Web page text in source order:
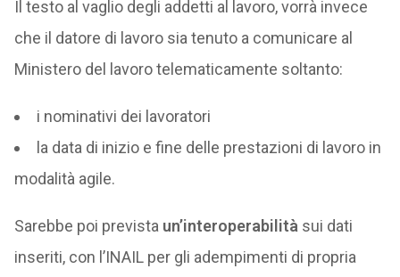
Il testo al vaglio degli addetti al lavoro, vorrà invece
che il datore di lavoro sia tenuto a comunicare al
Ministero del lavoro telematicamente soltanto:
i nominativi dei lavoratori
la data di inizio e fine delle prestazioni di lavoro in
modalità agile.
Sarebbe poi prevista un’interoperabilità sui dati
inseriti, con l’INAIL per gli adempimenti di propria